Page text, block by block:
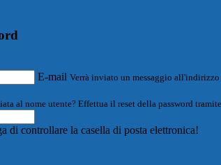
E-mail Verrà inviato un messaggio
al nome utente? Effettua il reset della password
di controllare la casella di posta elettronica!